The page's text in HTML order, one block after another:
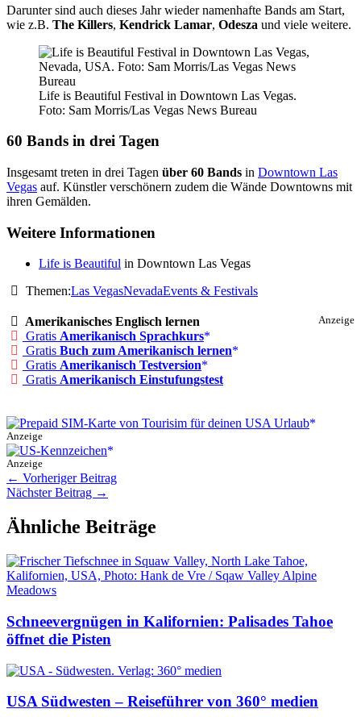
Darunter sind auch dieses Jahr wieder namenhafte Bands am Start,
wie z.B. The Killers, Kendrick Lamar, Odesza und viele weitere.
Life is Beautiful Festival in Downtown Las Vegas.
Foto: Sam Morris/Las Vegas News Bureau
60 Bands in drei Tagen
Insgesamt treten in drei Tagen über 60 Bands in Downtown Las
Vegas auf. Künstler verschönern zudem die Wände Downtowns mit
ihren Gemälden.
Weitere Informationen
Life is Beautiful in Downtown Las Vegas
Themen:Las VegasNevadaEvents & Festivals
Anzeige
Amerikanisches Englisch lernen
Gratis Amerikanisch Sprachkurs
Gratis Buch zum Amerikanisch lernen
Gratis Amerikanisch Testversion
Gratis Amerikanisch Einstufungstest
Anzeige
Anzeige
← Vorheriger Beitrag
Nächster Beitrag →
Ähnliche Beiträge
Schneevergnügen in Kalifornien: Palisades Tahoe
öffnet die Pisten
USA Südwesten – Reiseführer von 360° medien